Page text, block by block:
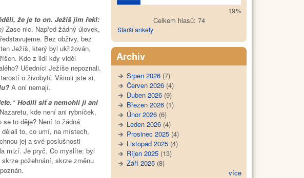
že je to on. Ježíš jim řekl:
Zase nic. Napřed žádný úlovek,
Bez obživy, bez
Ježíš, který byl ukřižován,
Kdo z lidí kdy viděl
Učedníci Ježíše nepoznali.
o živobytí. Všimli jste si,
A oni nemají.
Hodili síť a nemohli ji ani
kde není ani rybníček,
to děje? Není to žádná
to, co umí, na místech,
jej a své poslušnosti
mizí. Je pryč. Co myslíte: byl
požehnání, skrze změnu
19%
Celkem hlasů: 74
Starší ankety
Archiv
Srpen 2026 (7)
Červen 2026 (4)
Duben 2026 (9)
Březen 2026 (1)
Únor 2026 (6)
Leden 2026 (4)
Prosinec 2025 (4)
Listopad 2025 (4)
Říjen 2025 (13)
Září 2025 (8)
více